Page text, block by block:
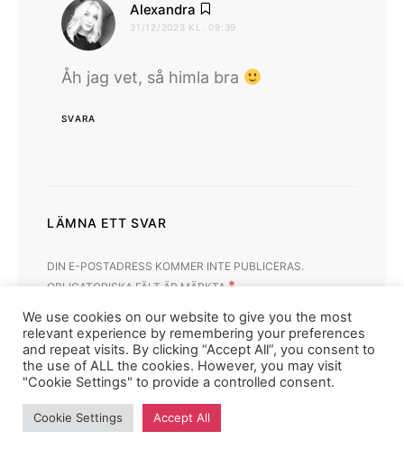
Alexandra
31/12/2023 KL. 09:39
Åh jag vet, så himla bra
SVARA
LÄMNA ETT SVAR
DIN E-POSTADRESS KOMMER INTE PUBLICERAS.
OBLIGATORISKA FÄLT ÄR MÄRKTA *
KOMMENTAR
We use cookies on our website to give you the most
relevant experience by remembering your preferences
and repeat visits. By clicking “Accept All”, you consent to
the use of ALL the cookies. However, you may visit
"Cookie Settings" to provide a controlled consent.
Cookie Settings Accept All